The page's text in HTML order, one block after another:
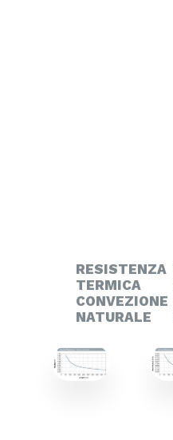
RESISTENZA
TERMICA
CONVEZIONE
NATURALE